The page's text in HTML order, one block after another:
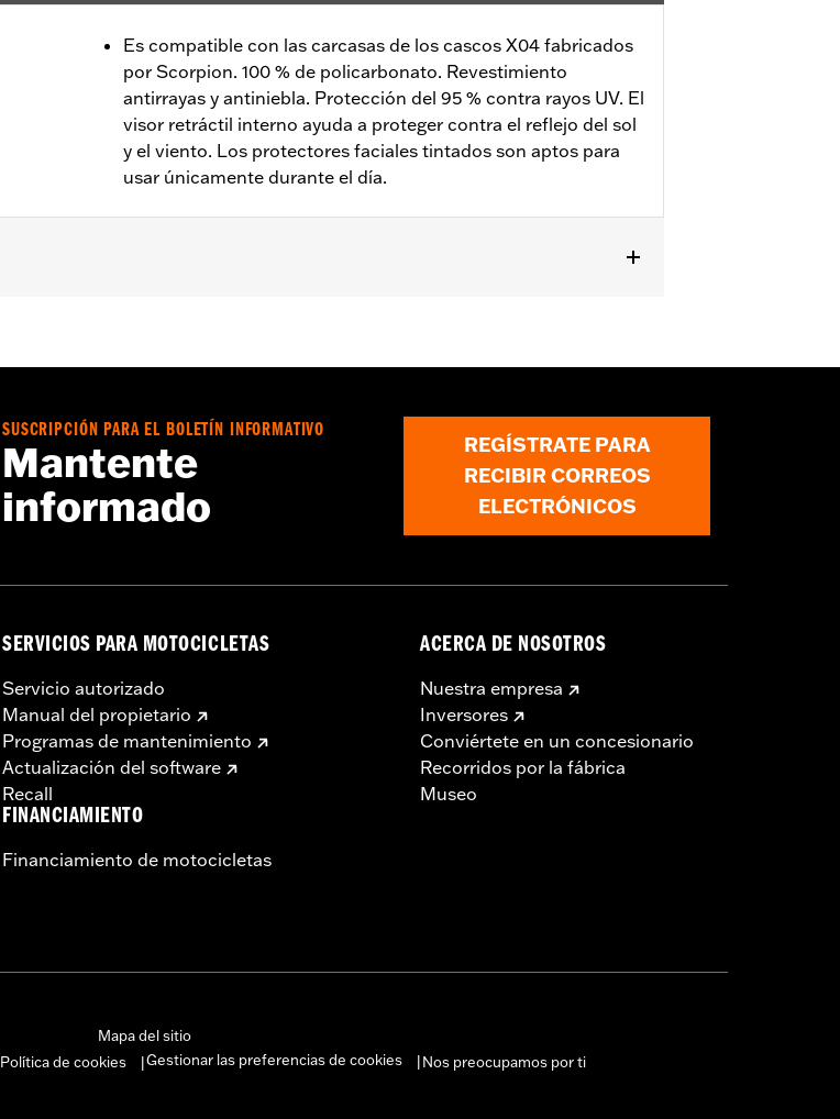
Es compatible con las carcasas de los cascos X04 fabricados
por Scorpion. 100 % de policarbonato. Revestimiento
antirrayas y antiniebla. Protección del 95 % contra rayos UV. El
visor retráctil interno ayuda a proteger contra el reflejo del sol
y el viento. Los protectores faciales tintados son aptos para
usar únicamente durante el día.
SUSCRIPCIÓN PARA EL BOLETÍN INFORMATIVO
Mantente
informado
REGÍSTRATE PARA
RECIBIR CORREOS
ELECTRÓNICOS
SERVICIOS PARA MOTOCICLETAS
Servicio autorizado
Manual del propietario
Programas de mantenimiento
Actualización del software
Recall
FINANCIAMIENTO
Financiamiento de motocicletas
ACERCA DE NOSOTROS
Nuestra empresa
Inversores
Conviértete en un concesionario
Recorridos por la fábrica
Museo
Mapa del sitio
Política de cookies Gestionar las preferencias de cookies Nos preocupamos por ti